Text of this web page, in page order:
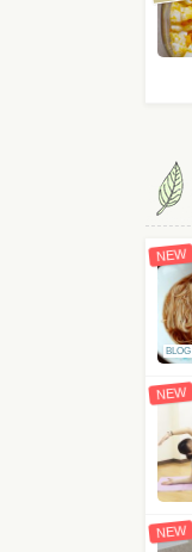
NEW
BLOG
NEW
NEW